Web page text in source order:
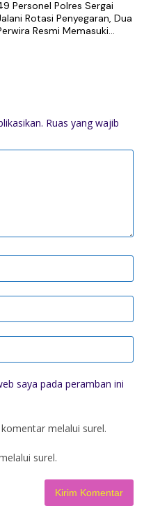
Personel Polres Sergai
Rotasi Penyegaran, Dua
Resmi Memasuki
Ruas yang wajib
saya pada peramban ini
melalui surel.
surel.